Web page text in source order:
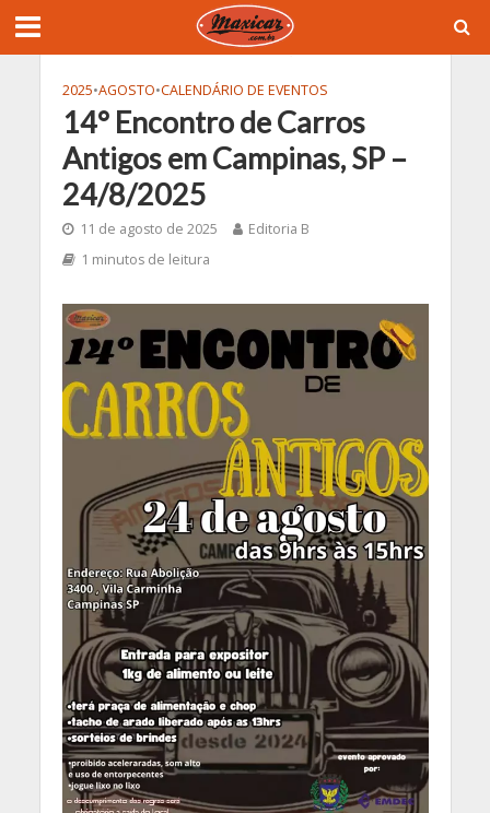
2025•AGOSTO•CALENDÁRIO DE EVENTOS
14° Encontro de Carros
Antigos em Campinas, SP –
24/8/2025
11 de agosto de 2025
Editoria B
1 minutos de leitura